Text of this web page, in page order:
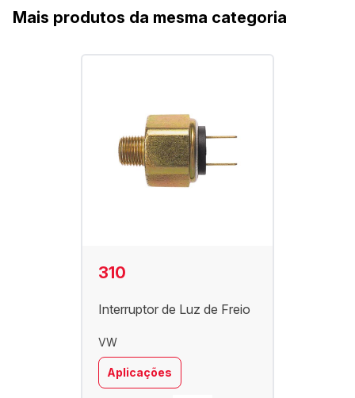
Mais produtos da mesma categoria
310
Interruptor de Luz de Freio
VW
Aplicações